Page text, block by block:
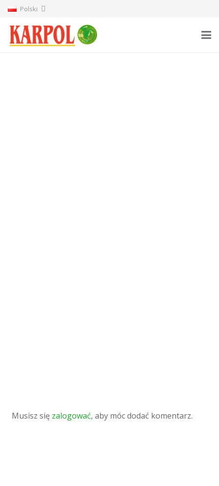
Polski
Musisz się zalogować, aby móc dodać komentarz.